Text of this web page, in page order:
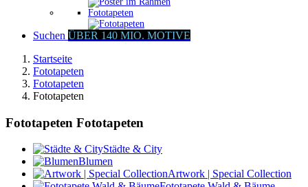
Fototapeten
Suchen ÜBER 140 MIO. MOTIVE
Startseite
Fototapeten
Fototapeten
Fototapeten
Fototapeten Fototapeten
Städte & City
Blumen
Artwork | Special Collection